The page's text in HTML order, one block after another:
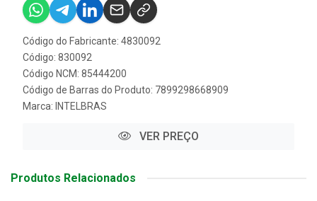
Código do Fabricante: 4830092
Código: 830092
Código NCM: 85444200
Código de Barras do Produto: 7899298668909
Marca: INTELBRAS
VER PREÇO
Produtos Relacionados